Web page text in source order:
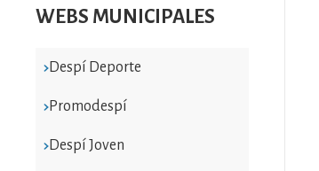
WEBS MUNICIPALES
Despí Deporte
Promodespí
Despí Joven